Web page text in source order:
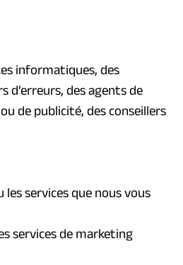
informatiques, des
d’erreurs, des agents de
de publicité, des conseillers
services que nous vous
services de marketing